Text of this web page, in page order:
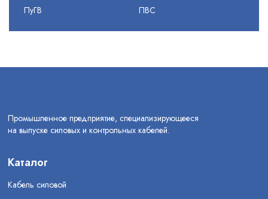
ПуГВ
ПВС
Промышленное предприятие, специализирующееся
на выпуске силовых и контрольных кабелей.
Каталог
Кабель силовой